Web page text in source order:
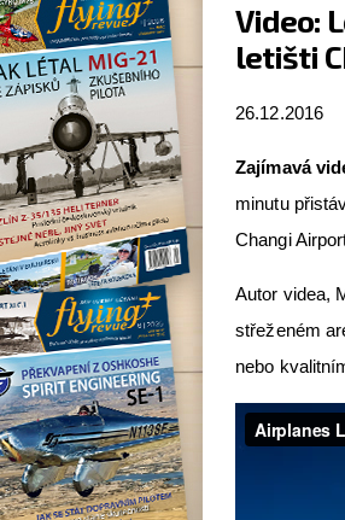
Video:
letišti
26.12.2016
Zajímavá
minutu
Changi
Autor videa,
střeženém
nebo